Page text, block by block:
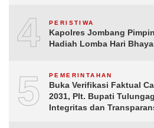
4 PERISTIWA
Kapolres Jombang
Hadiah Lomba Hari
5 PEMERINTAHAN
Buka Verifikasi Faktual
2031, Plt. Bupati
Integritas dan